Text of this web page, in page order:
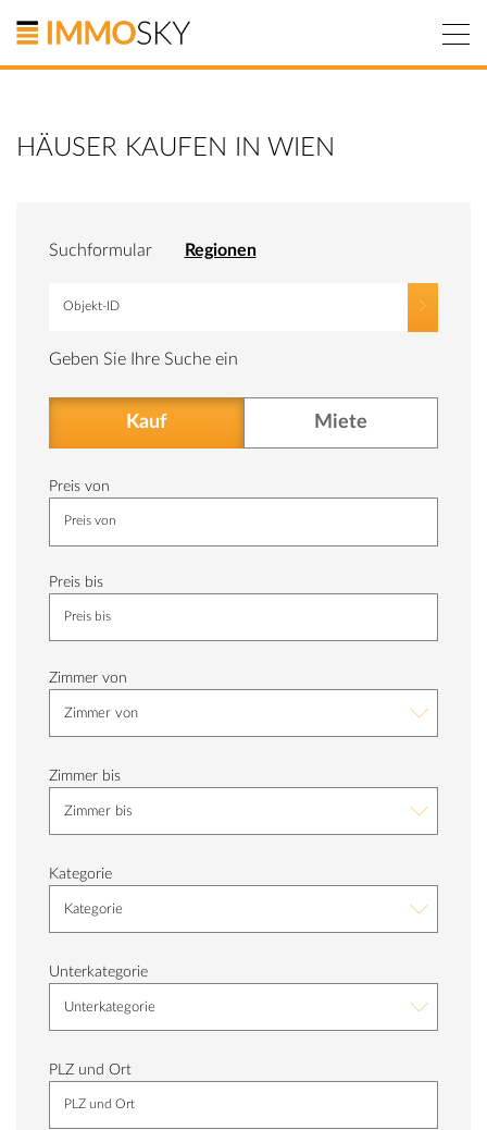
HÄUSER KAUFEN IN WIEN
Suchformular Regionen
Geben Sie Ihre Suche ein
Kauf Miete
Preis von
Preis bis
Zimmer von
Zimmer von
Zimmer bis
Zimmer bis
Kategorie
Kategorie
Unterkategorie
Unterkategorie
PLZ und Ort